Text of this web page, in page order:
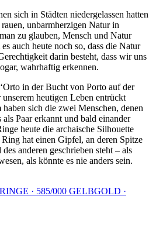
sich in Städten niedergelassen hatten
unbarmherzigen Natur in
zu glauben, Mensch und Natur
auch heute noch so, dass die Natur
darin besteht, dass wir uns
wahrhaftig erkennen.
in der Bucht von Porto auf der
heutigen Leben entrückt
sich die zwei Menschen, denen
Paar erkannt und bald einander
heute die archaische Silhouette
Ring hat einen Gipfel, an deren Spitze
anderen geschrieben steht – als
als könnte es nie anders sein.
· 585/000 GELBGOLD ·